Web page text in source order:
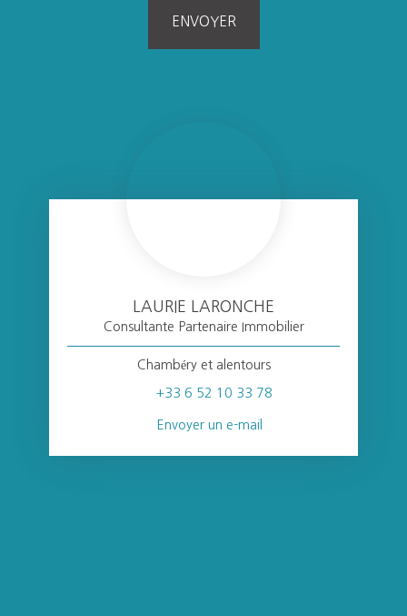
ENVOYER
LAURIE LARONCHE
Consultante Partenaire Immobilier
Chambéry et alentours
+33 6 52 10 33 78
Envoyer un e-mail